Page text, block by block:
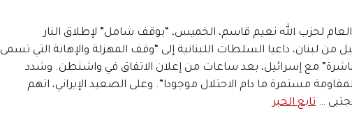
لحزب الله نعيم قاسم، الخميس، “بوقف شامل” لإطلاق النار
من لبنان، داعيا السلطات اللبنانية إلى “وقف المهزلة والإهانة التي تسمى
مع إسرائيل، بعد ساعات من إعلان الاتفاق في واشنطن. وشدد
مستمرة ما دام الاحتلال موجودا”. وعلى الصعيد الإيراني، اتهم
… تابع الخبر